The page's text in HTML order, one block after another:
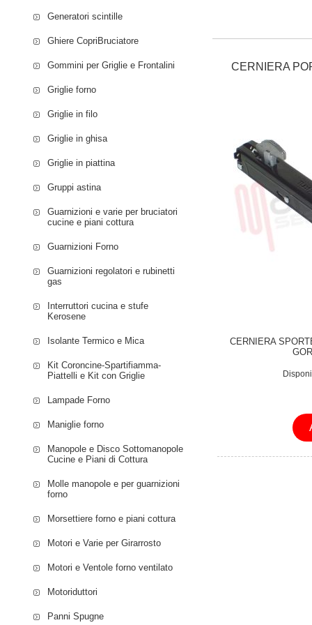
140711
BT2385SS
166928 SIBIR
NO 227539
EC95570W-NO
SIBIR EH601W
ET7968EI 160885
GORENJE
K7706ET 161926
161949
K7710E 161949
PB9200E
selec+EH600E
GORENJE
196610 MORA
MORA
CERNIERA
CERNIERA
Generatori scintille
Ghiere CopriBruciatore
Gommini per Griglie e Frontalini
Griglie forno
Griglie in filo
Griglie in ghisa
Griglie in piattina
Gruppi astina
Guarnizioni e varie per bruciatori
cucine e piani cottura
Guarnizioni Forno
Guarnizioni regolatori e rubinetti
gas
Interruttori cucina e stufe
Kerosene
Isolante Termico e Mica
Kit Coroncine-Spartifiamma-
Piattelli e Kit con Griglie
Lampade Forno
Maniglie forno
Manopole e Disco Sottomanopole
Cucine e Piani di Cottura
Molle manopole e per guarnizioni
forno
Morsettiere forno e piani cottura
Motori e Varie per Girarrosto
Motori e Ventole forno ventilato
Motoriduttori
Panni Spugne